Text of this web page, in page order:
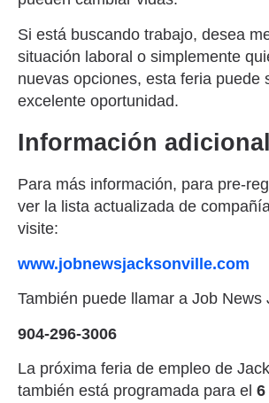
Si está buscando trabajo, desea
situación laboral o simplemente
nuevas opciones, esta feria puede
excelente oportunidad.
Información adicional
Para más información, para pre-
ver la lista actualizada de
visite:
www.jobnewsjacksonville.com
También puede llamar a Job News
904-296-3006
La próxima feria de empleo de
también está programada para el 6